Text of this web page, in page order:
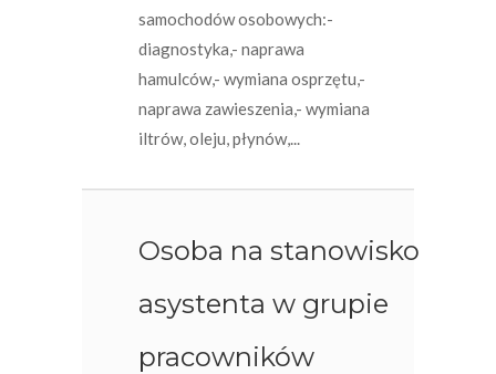
samochodów osobowych:-
diagnostyka,- naprawa
hamulców,- wymiana osprzętu,-
naprawa zawieszenia,- wymiana
iltrów, oleju, płynów,...
Osoba na stanowisko
asystenta w grupie
pracowników